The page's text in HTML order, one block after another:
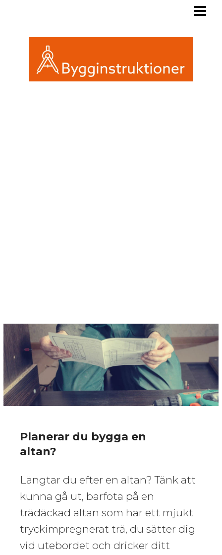
ATTEFALL ELLER FRIGGEBOD
INREDA EN FRIGGEBOD
Planerar du bygga en
altan?
Längtar du efter en altan? Tänk att
kunna gå ut, barfota på en
trädäckad altan som har ett mjukt
tryckimpregnerat trä, du sätter dig
vid utebordet och dricker ditt